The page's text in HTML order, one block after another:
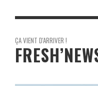
ÇA VIENT D'ARRIVER !